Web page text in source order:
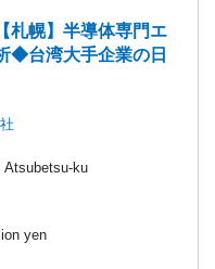
札幌】半導体専門エ
◆台湾大手企業の日
Atsubetsu-ku
yen